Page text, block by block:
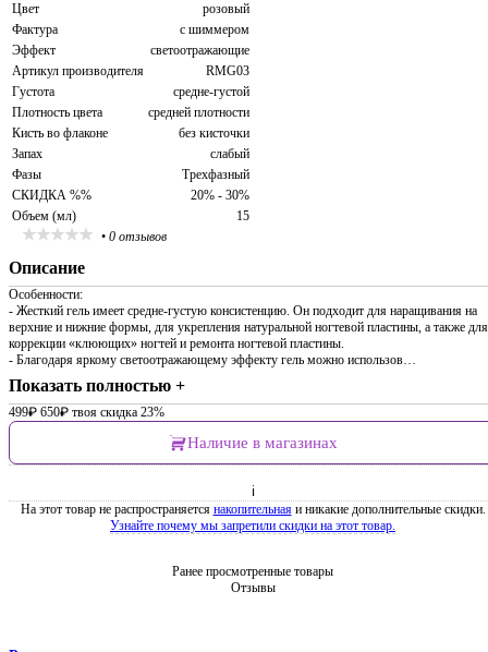
Цвет
розовый
Фактура
с шиммером
Эффект
светоотражающие
Артикул производителя
RMG03
Густота
средне-густой
Плотность цвета
средней плотности
Кисть во флаконе
без кисточки
Запах
слабый
Фазы
Трехфазный
СКИДКА %%
20% - 30%
Объем (мл)
15
• 0 отзывов
Описание
Особенности:
- Жесткий гель имеет средне-густую консистенцию. Он подходит для наращивания на
верхние и нижние формы, для укрепления натуральной ногтевой пластины, а также для
коррекции «клюющих» ногтей и ремонта ногтевой пластины.
- Благодаря яркому светоотражающему эффекту гель можно использов…
Показать полностью +
499₽ 650₽ твоя скидка 23%
Наличие в магазинах
ℹ
На этот товар не распространяется накопительнаяи никакие дополнительные скидки.
Узнайте почему мы запретили скидки на этот товар.
Ранее просмотренные товары
Отзывы